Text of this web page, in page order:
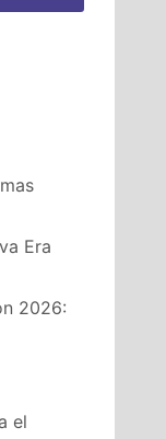
Era
2026:
el